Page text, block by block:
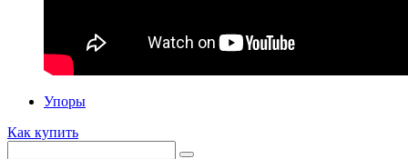
Упоры
Как купить